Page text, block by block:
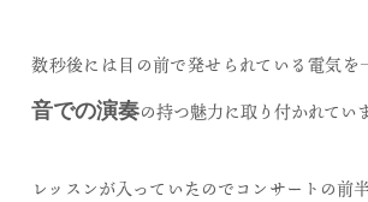
数秒後には目の前で発せられている電気を
音での演奏の持つ魅力に取り付かれてい
レッスンが入っていたのでコンサートの前